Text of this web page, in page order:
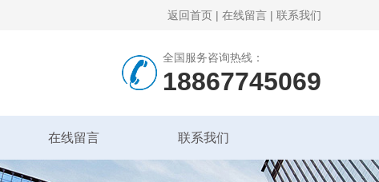
返回首页 | 在线留言 | 联系我们
全国服务咨询热线：
18867745069
在线留言 联系我们